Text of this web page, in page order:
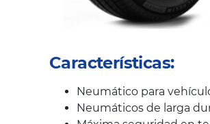
Características:
Neumático para
Neumáticos de larga